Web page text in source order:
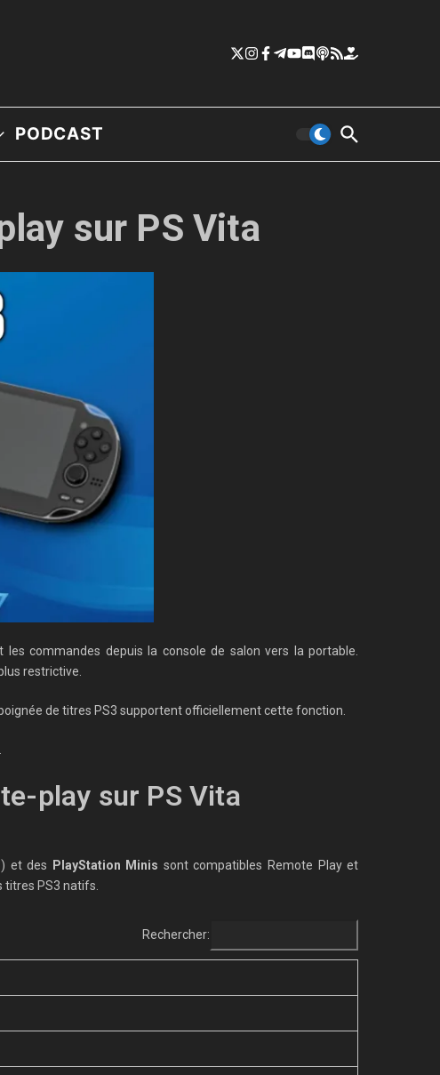
PODCAST
sur PS Vita
les commandes depuis la console de salon vers la portable.
restrictive.
de titres PS3 supportent officiellement cette fonction.
play sur PS Vita
et des PlayStation Minis sont compatibles Remote Play et
PS3 natifs.
Rechercher: